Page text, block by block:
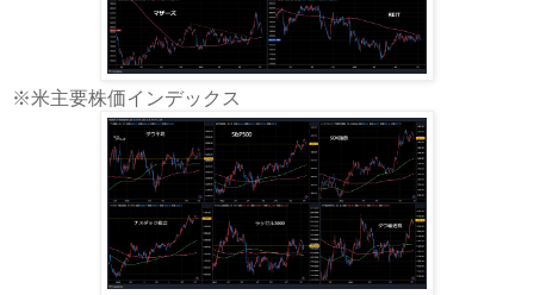
※米主要株価インデックス